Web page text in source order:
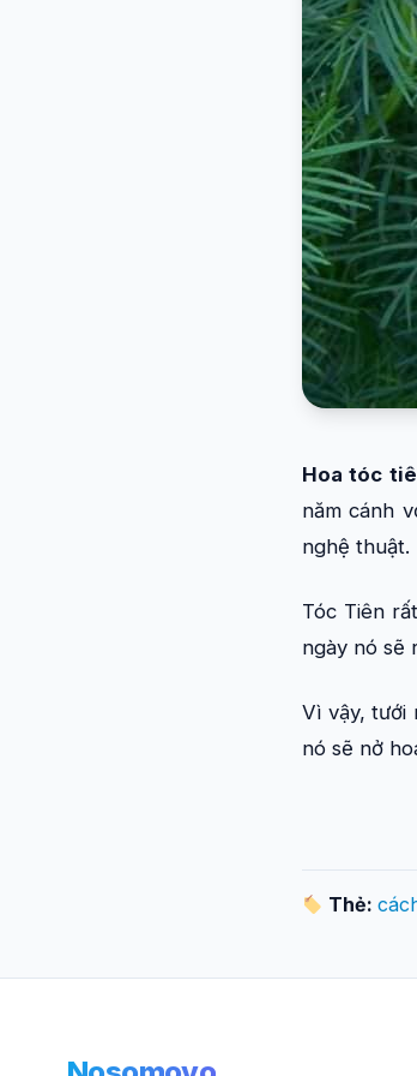
Hoa tóc
năm cánh
nghệ thuật.
Tóc Tiên
ngày nó sẽ
Vì vậy, tưới
nó sẽ nở
Thẻ: